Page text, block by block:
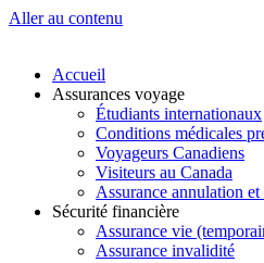
Aller au contenu
Accueil
Assurances voyage
Étudiants internationaux
Conditions médicales
Voyageurs Canadiens
Visiteurs au Canada
Assurance annulation
Sécurité financière
Assurance vie
Assurance invalidité